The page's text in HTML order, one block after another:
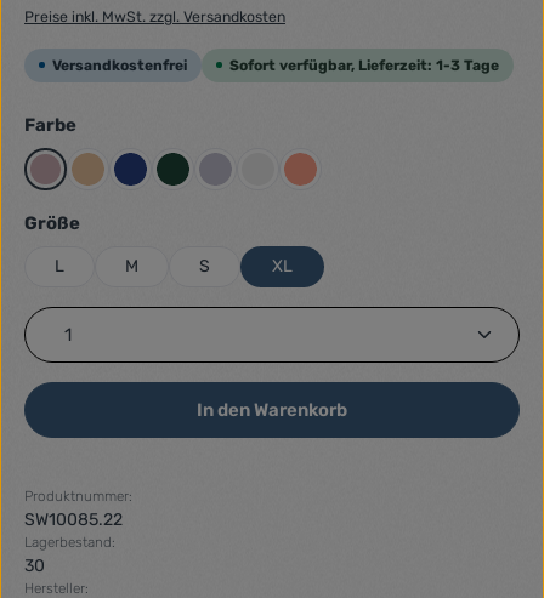
Preise inkl. MwSt. zzgl. Versandkosten
Versandkostenfrei Sofort verfügbar, Lieferzeit: 1-3 Tage
Farbeauswählen
AltrosaBeigegelbDunkelblau
Dunkelgrün
Flieder Grau Lachsrot Pastell
Größeauswählen
L M S XL
Produkt Anzahl: Gib den gewünschten Wert ein
In den Warenkorb
Produktnummer:
SW10085.22
Lagerbestand:
30
Hersteller: